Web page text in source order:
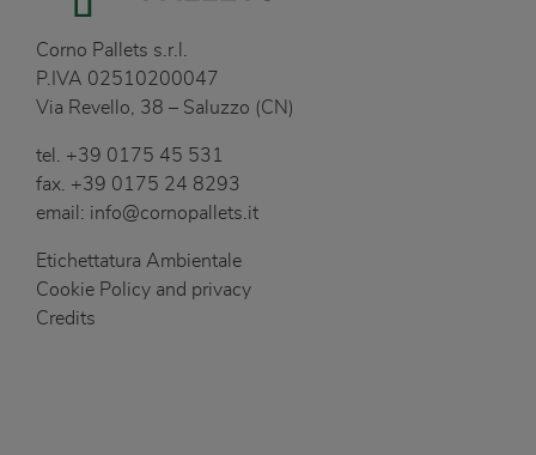
Corno Pallets s.r.l.
P.IVA 02510200047
Via Revello, 38 – Saluzzo (CN)
tel. +39 0175 45 531
fax. +39 0175 24 8293
email: info@cornopallets.it
Etichettatura Ambientale
Cookie Policy and privacy
Credits